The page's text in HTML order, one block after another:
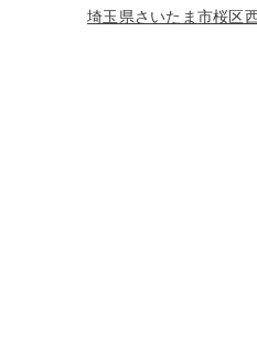
埼玉県さいたま市桜区